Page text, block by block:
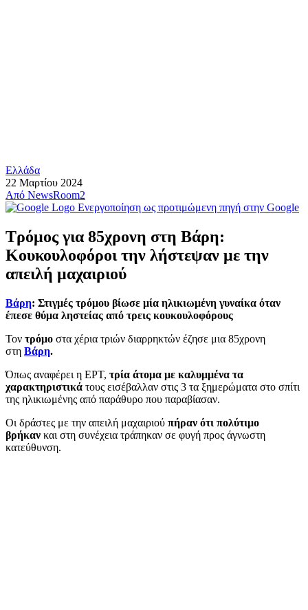
Ελλάδα
22 Μαρτίου 2024
Από NewsRoom2
Ενεργοποίηση ως προτιμώμενη πηγή στην Google
Τρόμος για 85χρονη στη Βάρη:
Κουκουλοφόροι την λήστεψαν με την
απειλή μαχαιριού
Βάρη: Στιγμές τρόμου βίωσε μία ηλικιωμένη γυναίκα όταν
έπεσε θύμα ληστείας από τρεις κουκουλοφόρους
Τον τρόμο στα χέρια τριών διαρρηκτών έζησε μια 85χρονη
στη Βάρη.
Όπως αναφέρει η ΕΡΤ, τρία άτομα με καλυμμένα τα
χαρακτηριστικά τους εισέβαλλαν στις 3 τα ξημερώματα στο σπίτι
της ηλικιωμένης από παράθυρο που παραβίασαν.
Οι δράστες με την απειλή μαχαιριού πήραν ότι πολύτιμο
βρήκαν και στη συνέχεια τράπηκαν σε φυγή προς άγνωστη
κατεύθυνση.